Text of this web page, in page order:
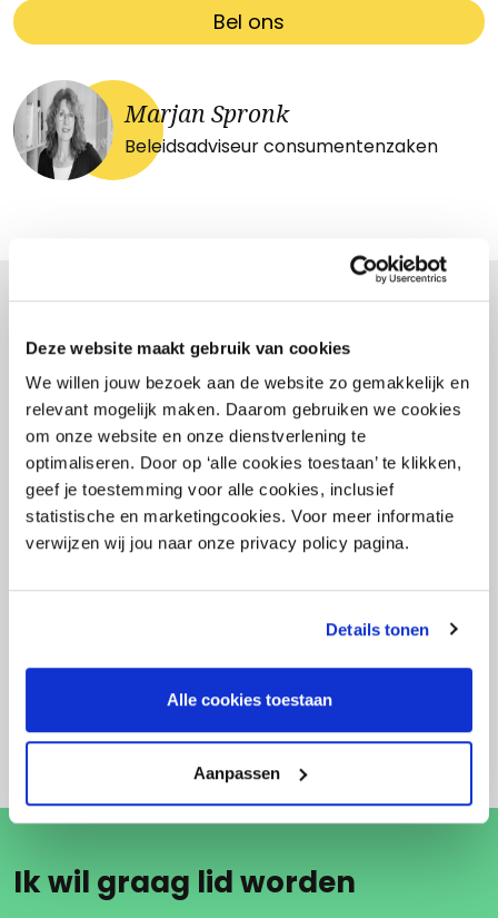
Deze website maakt gebruik van cookies
We willen jouw bezoek aan de website zo gemakkelijk en
relevant mogelijk maken. Daarom gebruiken we cookies
om onze website en onze dienstverlening te
optimaliseren. Door op ‘alle cookies toestaan’ te klikken,
geef je toestemming voor alle cookies, inclusief
statistische en marketingcookies. Voor meer informatie
verwijzen wij jou naar onze privacy policy pagina.
Details tonen
Alle cookies toestaan
Aanpassen
Bel ons
Marjan Spronk
Beleidsadviseur consumentenzaken
Annulering aankoop door de klant
Ik wil graag lid worden